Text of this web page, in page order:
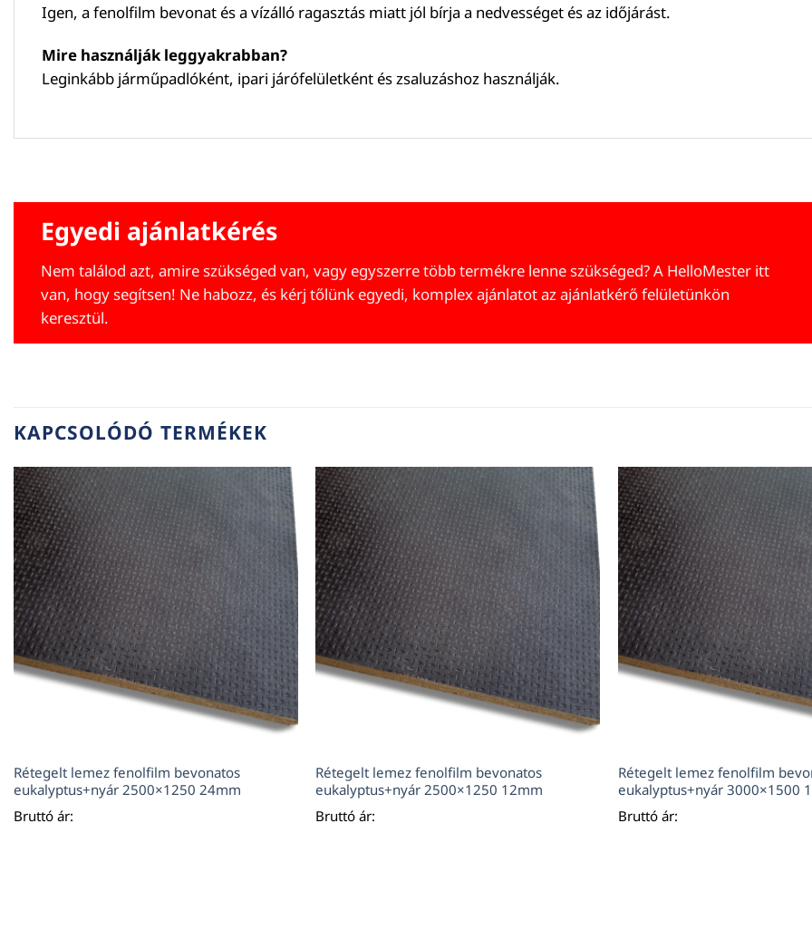
Igen, a fenolfilm bevonat és a vízálló ragasztás miatt jól bírja a nedvességet és az időjárást.
Mire használják leggyakrabban?
Leginkább járműpadlóként, ipari járófelületként és zsaluzáshoz használják.
Egyedi ajánlatkérés
Nem találod azt, amire szükséged van, vagy egyszerre több termékre lenne szükséged? A HelloMester itt
van, hogy segítsen! Ne habozz, és kérj tőlünk egyedi, komplex ajánlatot az ajánlatkérő felületünkön
keresztül.
KAPCSOLÓDÓ TERMÉKEK
Rétegelt lemez fenolfilm bevonatos
eukalyptus+nyár 2500×1250 24mm
Bruttó ár:
Rétegelt lemez fenolfilm bevonatos
eukalyptus+nyár 2500×1250 12mm
Bruttó ár:
Rétegelt lemez fenolfilm
eukalyptus+nyár 3000×1500
Bruttó ár: